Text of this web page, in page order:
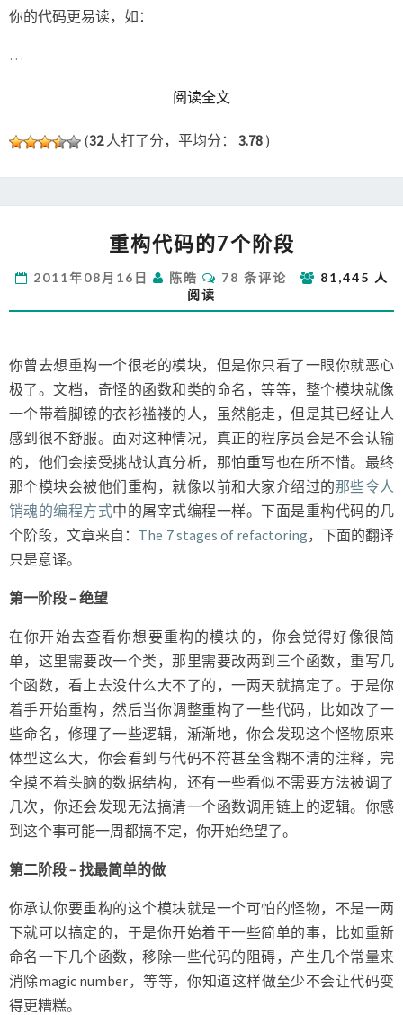
你的代码更易读，如：
…
阅读全文READ MORE
(32人打了分，平均分： 3.78 )
构
码
的
阶
段
重构代码的7个阶段
2011年08月16日 陈皓
评
论
78 条评论
81,445 人
阅读
你曾去想重构一个很老的模块，但是你只看了一眼你就恶心
极了。文档，奇怪的函数和类的命名，等等，整个模块就像
一个带着脚镣的衣衫褴褛的人，虽然能走，但是其已经让人
感到很不舒服。面对这种情况，真正的程序员会是不会认输
的，他们会接受挑战认真分析，那怕重写也在所不惜。最终
那个模块会被他们重构，就像以前和大家介绍过的那些令人
销魂的编程方式中的屠宰式编程一样。下面是重构代码的几
个阶段，文章来自： The 7 stages of refactoring，下面的翻译
只是意译。
第一阶段 – 绝望
在你开始去查看你想要重构的模块的，你会觉得好像很简
单，这里需要改一个类，那里需要改两到三个函数，重写几
个函数，看上去没什么大不了的，一两天就搞定了。于是你
着手开始重构，然后当你调整重构了一些代码，比如改了一
些命名，修理了一些逻辑，渐渐地，你会发现这个怪物原来
体型这么大，你会看到与代码不符甚至含糊不清的注释，完
全摸不着头脑的数据结构，还有一些看似不需要方法被调了
几次，你还会发现无法搞清一个函数调用链上的逻辑。你感
到这个事可能一周都搞不定，你开始绝望了。
第二阶段 – 找最简单的做
你承认你要重构的这个模块就是一个可怕的怪物，不是一两
下就可以搞定的，于是你开始着干一些简单的事，比如重新
命名一下几个函数，移除一些代码的阻碍，产生几个常量来
消除magic number，等等，你知道这样做至少不会让代码变
得更糟糕。